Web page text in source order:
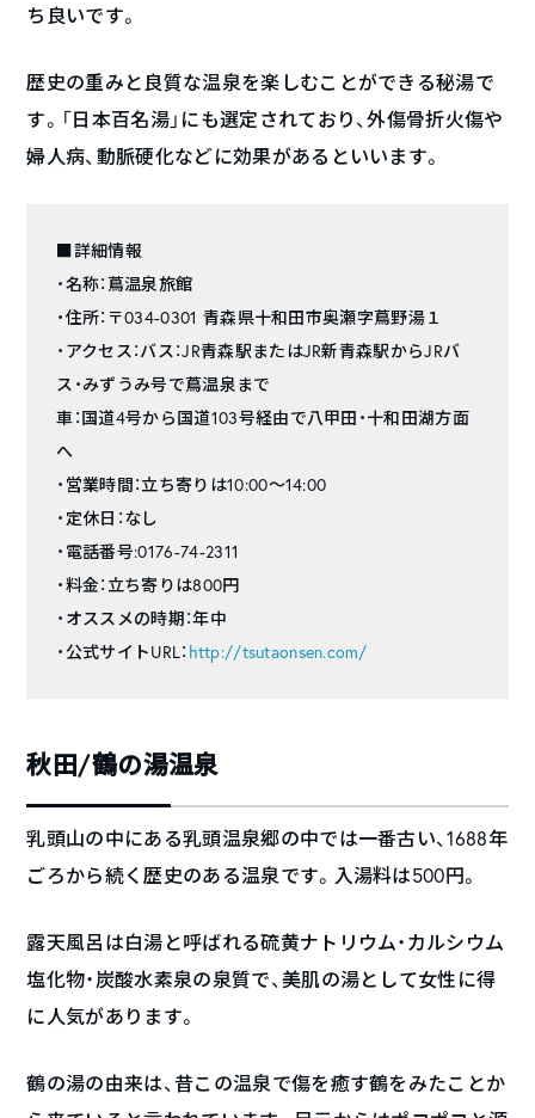
ち良いです。
歴史の重みと良質な温泉を楽しむことができる秘湯で
す。「日本百名湯」にも選定されており、外傷骨折火傷や
婦人病、動脈硬化などに効果があるといいます。
■詳細情報
・名称：蔦温泉旅館
・住所：〒034-0301 青森県十和田市奥瀬字蔦野湯１
・アクセス：バス：JR青森駅またはJR新青森駅からJRバ
ス・みずうみ号で蔦温泉まで
車：国道4号から国道103号経由で八甲田・十和田湖方面
へ
・営業時間：立ち寄りは10:00〜14:00
・定休日：なし
・電話番号:0176-74-2311
・料金：立ち寄りは800円
・オススメの時期：年中
・公式サイトURL： http://tsutaonsen.com/
秋田/鶴の湯温泉
乳頭山の中にある乳頭温泉郷の中では一番古い、1688年
ごろから続く歴史のある温泉です。入湯料は500円。
露天風呂は白湯と呼ばれる硫黄ナトリウム・カルシウム
塩化物・炭酸水素泉の泉質で、美肌の湯として女性に得
に人気があります。
鶴の湯の由来は、昔この温泉で傷を癒す鶴をみたことか